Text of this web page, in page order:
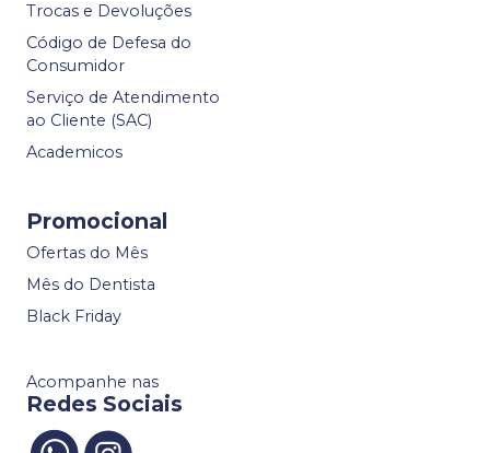
Trocas e Devoluções
Código de Defesa do
Consumidor
Serviço de Atendimento
ao Cliente (SAC)
Academicos
Promocional
Ofertas do Mês
Mês do Dentista
Black Friday
Acompanhe nas
Redes Sociais